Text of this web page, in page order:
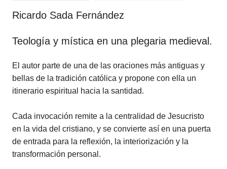
Ricardo Sada Fernández
Teología y mística en una plegaria medieval.
El autor parte de una de las oraciones más antiguas y
bellas de la tradición católica y propone con ella un
itinerario espiritual hacia la santidad.
Cada invocación remite a la centralidad de Jesucristo
en la vida del cristiano, y se convierte así en una puerta
de entrada para la reflexión, la interiorización y la
transformación personal.